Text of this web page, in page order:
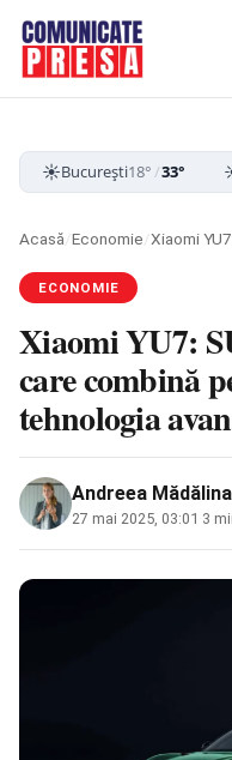
☀️București18°/33°
Acasă/Economie/
ECONOMIE
Xiaomi YU7:
care combină
tehnologia
Andreea Mădălina
27 mai 2025, 03:01 3